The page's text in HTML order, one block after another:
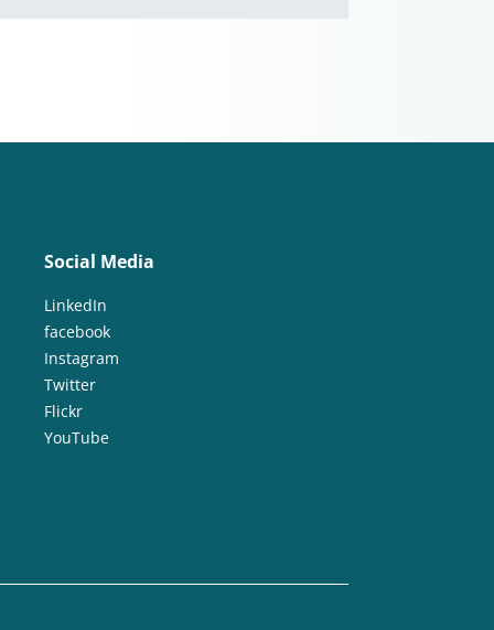
Social Media
LinkedIn
facebook
Instagram
Twitter
Flickr
YouTube